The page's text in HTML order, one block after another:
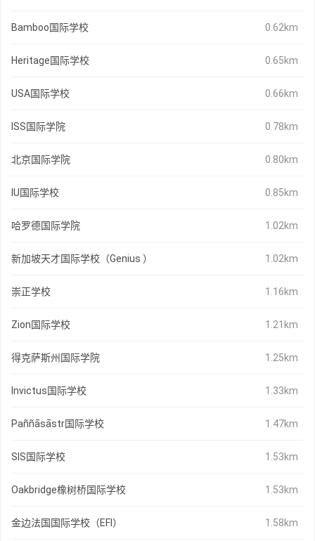
Bamboo国际学校 0.62km
Heritage国际学校 0.65km
USA国际学校 0.66km
ISS国际学院 0.78km
北京国际学院 0.80km
IU国际学校 0.85km
哈罗德国际学院 1.02km
新加坡天才国际学校（Genius ） 1.02km
崇正学校 1.16km
Zion国际学校 1.21km
得克萨斯州国际学院 1.25km
Invictus国际学校 1.33km
Paññāsāstr国际学校 1.47km
SIS国际学校 1.53km
Oakbridge橡树桥国际学校 1.53km
金边法国国际学校（EFI） 1.58km